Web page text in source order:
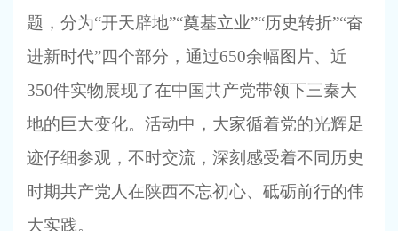
题，分为“开天辟地”“奠基立业”“历史转折”“奋
进新时代”四个部分，通过650余幅图片、近
350件实物展现了在中国共产党带领下三秦大
地的巨大变化。活动中，大家循着党的光辉足
迹仔细参观，不时交流，深刻感受着不同历史
时期共产党人在陕西不忘初心、砥砺前行的伟
大实践。